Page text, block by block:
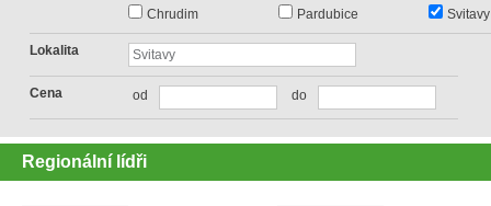
Chrudim Pardubice Svitavy
Lokalita
Cena od do
Regionální lídři